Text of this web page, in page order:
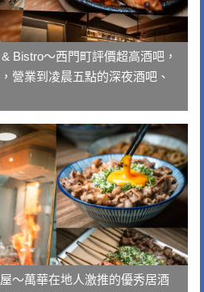
Bistro～西門町評價超高酒吧，
營業到凌晨五點的深夜酒吧、
～萬華在地人激推的優秀居酒